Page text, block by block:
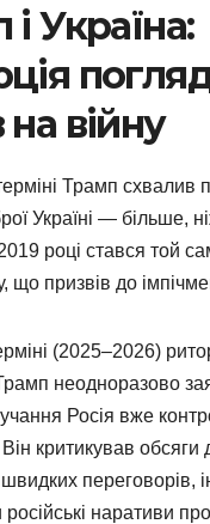
Україна:
війну
Трамп схвалив
Україні — більше,
році стався той
що призвів до
(2025–2026)
неодноразово
Росія вже
критикував обсяги
переговорів,
наративи про